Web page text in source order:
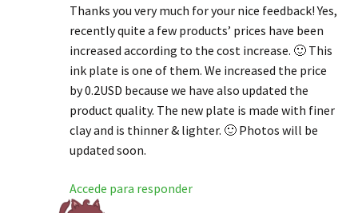
Thanks you very much for your nice feedback! Yes,
recently quite a few products’ prices have been
increased according to the cost increase. 🙂 This
ink plate is one of them. We increased the price
by 0.2USD because we have also updated the
product quality. The new plate is made with finer
clay and is thinner & lighter. 🙂 Photos will be
updated soon.
Accede para responder